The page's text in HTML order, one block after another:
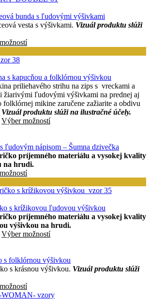
bunda s ľudovými výšivkami
vesta s výšivkami. Vizuál produktu slúži
s kapucňou a folklórnou výšivkou
priliehavého strihu na zips s vreckami a
žiarivými ľudovými výšivkami na prednej aj
folklórnej mikine zaručene zažiarite a obdivu
Vizuál produktu slúži na ilustračné účely.
Výber možností
ľudovým nápisom – Šumna dzivečka
príjemného materiálu a vysokej kvality
na hrudi.
s krížikovou ľudovou výšivkou
príjemného materiálu a vysokej kvality
výšivkou na hrudi.
Výber možností
s folklórnou výšivkou
s krásnou výšivkou. Vizuál produktu slúži